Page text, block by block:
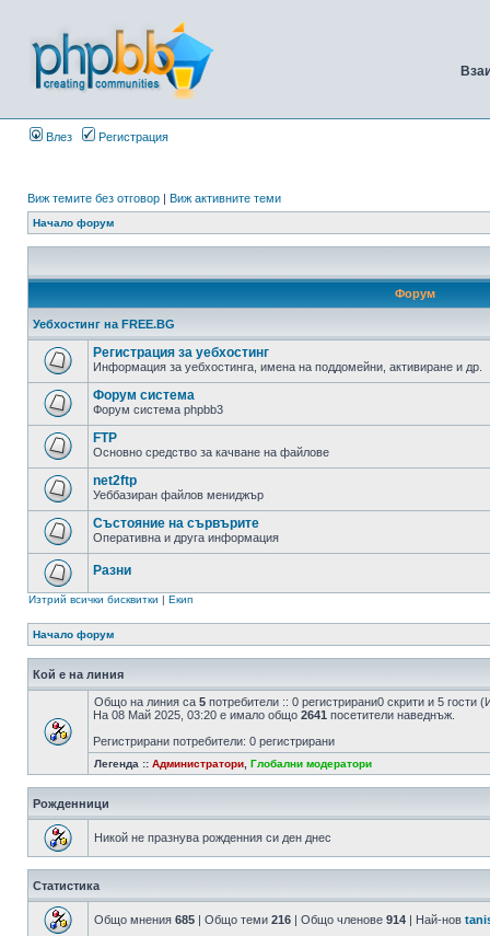
Влез Регистрация
Виж темите без отговор | Виж активните теми
Начало форум
Форум
Уебхостинг на FREE.BG
Регистрация за уебхостинг
Информация за уебхостинга, имена на поддомейни, активиране и др.
Форум система
Форум система phpbb3
FTP
Основно средство за качване на файлове
net2ftp
Уеббазиран файлов мениджър
Състояние на сървърите
Оперативна и друга информация
Разни
Изтрий всички бисквитки | Екип
Начало форум
Кой е на линия
Общо на линия са 5 потребители :: 0 регистрирани0 скрити и 5
На 08 Май 2025, 03:20 е имало общо 2641 посетители наведнъж.
Регистрирани потребители: 0 регистрирани
Легенда :: Администратори Глобални модератори
Рожденници
Никой не празнува рожденния си ден днес
Статистика
Общо мнения 685 | Общо теми 216 | Общо членове 914 | Най-нов